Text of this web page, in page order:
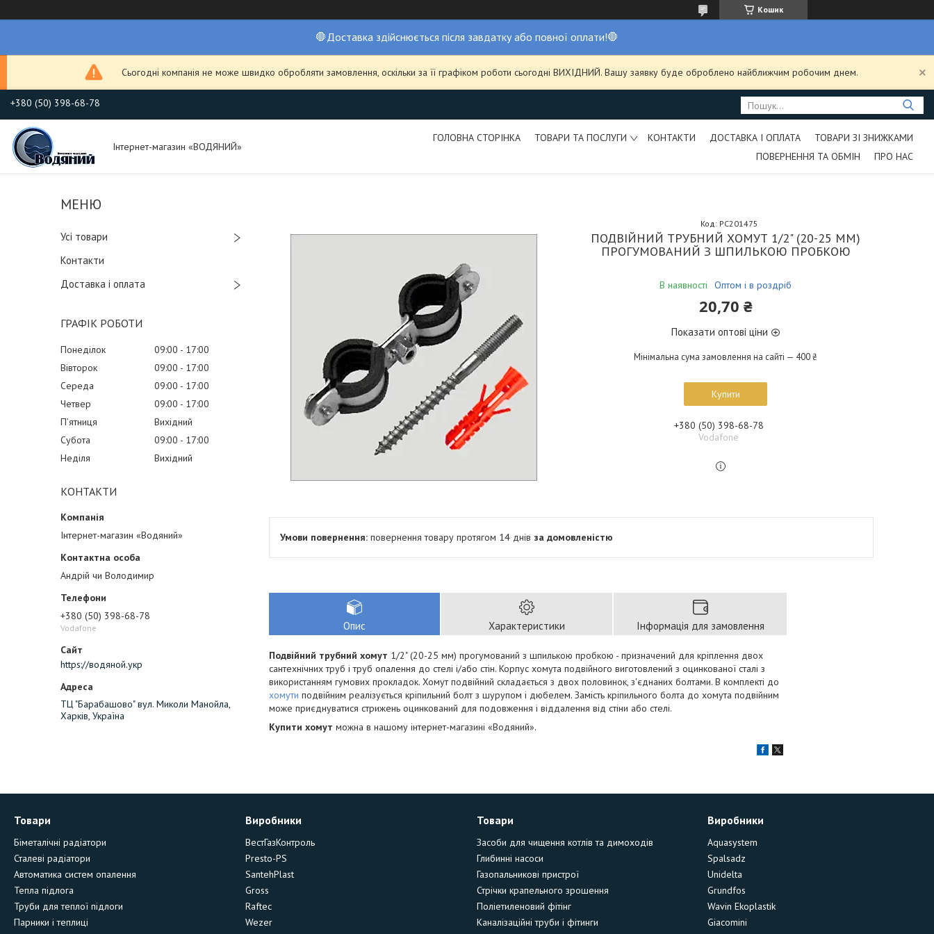
Кошик
🛑Доставка здійснюється після завдатку або повної оплати!🛑
Сьогодні компанія не може швидко обробляти замовлення, оскільки за її графіком роботи сьогодні ВИХІДНИЙ. Вашу заявку буде оброблено найближчим робочим днем.
+380 (50) 398-68-78
Інтернет-магазин «ВОДЯНИЙ»
ГОЛОВНА СТОРІНКА ТОВАРИ ТА ПОСЛУГИ КОНТАКТИ ДОСТАВКА І ОПЛАТА
ТОВАРИ ЗІ ЗНИЖКАМИ
ПОВЕРНЕННЯ ТА ОБМІН
ПРО НАС
Усі товари
Контакти
Доставка і оплата
ГРАФІК РОБОТИ
Понеділок 09:00
17:00
Вівторок
09:00
17:00
Середа
09:00
17:00
Четвер
09:00
17:00
Пʼятниця
Вихідний
Субота
09:00
17:00
Неділя
Вихідний
КОНТАКТИ
Інтернет-магазин «Водяний»
Андрій чи Володимир
+380 (50) 398-68-78
Vodafone
https://водяной.укр
ТЦ "Барабашово" вул. Миколи Манойла,
Харків, Україна
ПОДВІЙНИЙ ТРУБНИЙ ХОМУТ 1/2" (20-25 ММ)
ПРОГУМОВАНИЙ З ШПИЛЬКОЮ ПРОБКОЮ
В наявності Оптом і в роздріб
Код: PC201475
20,70 ₴
Показати оптові ціни
Мінімальна сума замовлення на сайті — 400 ₴
Купити
+380 (50) 398-68-78
Vodafone
повернення товару протягом 14 днів за домовленістю
Опис Характеристики Інформація для замовлення
Подвійний трубний хомут 1/2" (20-25 мм) прогумований з шпилькою пробкою - призначений для кріплення двох
сантехнічних труб і труб опалення до стелі і/або стін. Корпус хомута подвійного виготовлений з оцинкованої сталі з
використанням гумових прокладок. Хомут подвійний складається з двох половинок, з'єднаних болтами. В комплекті до
хомути подвійним реалізується кріпильний болт з шурупом і дюбелем. Замість кріпильного болта до хомута подвійним
може приєднуватися стрижень оцинкований для подовження і віддалення від стіни або стелі.
Купити хомут можна в нашому інтернет-магазині «Водяний».
Товари
Біметалічні радіатори
Сталеві радіатори
Автоматика систем опалення
Тепла підлога
Труби для теплої підлоги
Парники і теплиці
Виробники
ВестГазКонтроль
Presto-PS
SantehPlast
Gross
Raftec
Wezer
Товари
Засоби для чищення котлів та димоходів
Глибинні насоси
Газопальникові пристрої
Стрічки крапельного зрошення
Поліетиленовий фітінг
Каналізаційні труби і фітинги
Виробники
Aquasystem
Spalsadz
Unidelta
Grundfos
Wavin Ekoplastik
Giacomini